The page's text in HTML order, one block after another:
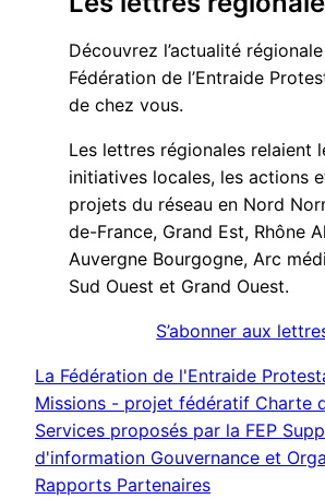
Découvrez l’actualité
Fédération de l’Entraide
de chez vous.
Les lettres régionales relaient
initiatives locales, les actions
projets du réseau en Nord
de-France, Grand Est, Rhône
Auvergne Bourgogne, Arc
Sud Ouest et Grand Ouest.
S’abonner aux
La Fédération de l'Entraide
Missions - projet fédératif Charte
Services proposés par la FEP
d'information Gouvernance et
Rapports Partenaires